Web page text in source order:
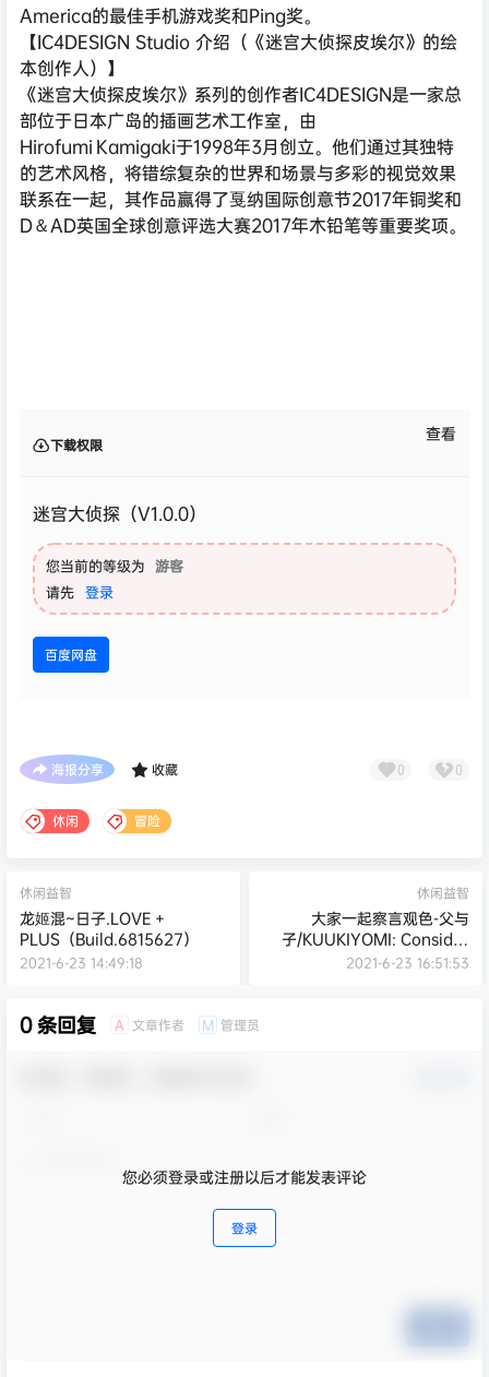
America的最佳手机游戏奖和Ping奖。
【IC4DESIGN Studio 介绍（《迷宫大侦探皮埃尔》的绘
本创作人）】
《迷宫大侦探皮埃尔》系列的创作者IC4DESIGN是一家总
部位于日本广岛的插画艺术工作室，由
Hirofumi Kamigaki于1998年3月创立。他们通过其独特
的艺术风格，将错综复杂的世界和场景与多彩的视觉效果
联系在一起，其作品赢得了戛纳国际创意节2017年铜奖和
D＆AD英国全球创意评选大赛2017年木铅笔等重要奖项。
下载权限
查看
迷宫大侦探（V1.0.0）
您当前的等级为 游客
请先 登录
百度网盘
海报分享 收藏 0 0
休闲 冒险
休闲益智
龙姬混~日子.LOVE +
PLUS（Build.6815627）
2021-6-23 14:49:18
休闲益智
大家一起察言观色-父与
子/KUUKIYOMI: Consider
It（Build.6847009）
2021-6-23 16:51:53
0 条回复 A 文章作者 M 管理员
您必须登录或注册以后才能发表评论
登录